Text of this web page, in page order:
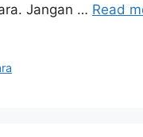
Jangan … Read